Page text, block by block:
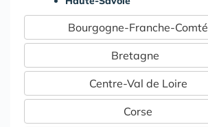
Bourgogne-Franche-Comté
Bretagne
Centre-Val de Loire
Corse